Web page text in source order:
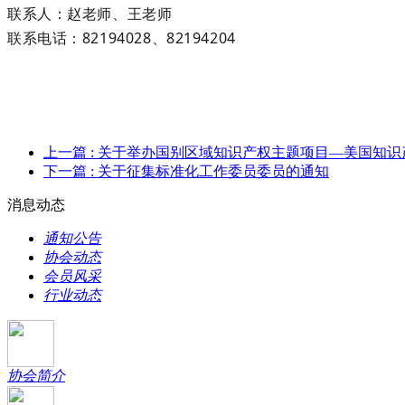
联系人：赵老师、王老师
联系电话： 82194028、82194204
上一篇 : 关于举办国别区域知识产权主题项目—美国知识
下一篇 : 关于征集标准化工作委员委员的通知
消息动态
通知公告
协会动态
会员风采
行业动态
协会简介